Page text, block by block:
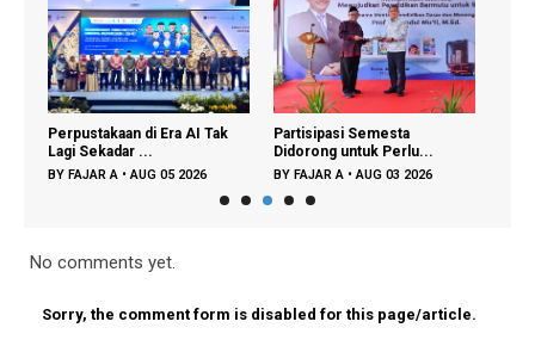
Perpustakaan di Era AI Tak
Lagi Sekadar ...
BY FAJAR A •AUG 05 2026
Partisipasi Semesta
Didorong untuk Perlu...
BY FAJAR A •AUG 03 2026
No comments yet.
Sorry, the comment form is disabled for this page/article.